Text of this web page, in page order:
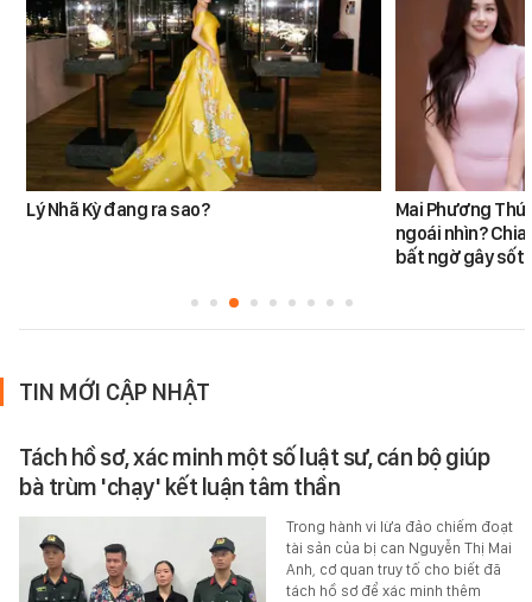
Lý Nhã Kỳ đang ra sao?
Mai Phương
ngoái nhìn?
bất ngờ gây sốt
TIN MỚI CẬP NHẬT
Tách hồ sơ, xác minh một số luật sư, cán bộ giúp
bà trùm 'chạy' kết luận tâm thần
Trong hành vi lừa đảo chiếm đoạt
tài sản của bị can Nguyễn Thị Mai
Anh, cơ quan truy tố cho biết đã
tách hồ sơ để xác minh thêm